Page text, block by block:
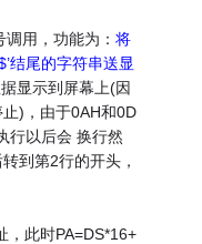
调用，功能为：将
结尾的字符串送显
显示到屏幕上(因
)，由于0AH和0D
行以后会 换行然
到第2行的开头，
，此时PA=DS*16+